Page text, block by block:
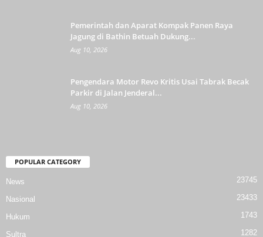
Pemerintah dan Aparat Kompak Panen Raya
Jagung di Bathin Betuah Dukung...
Aug 10, 2026
Pengendara Motor Revo Kritis Usai Tabrak Becak
Parkir di Jalan Jenderal...
Aug 10, 2026
POPULAR CATEGORY
News 23745
Nasional 23433
Hukum 1743
Sultra 1282